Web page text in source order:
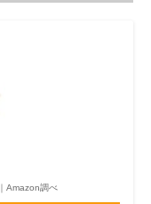
Amazon調べ